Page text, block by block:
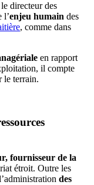
directeur des
l’enjeu humain des
, comme dans
en rapport
il compte
le terrain.
fournisseur de la
étroit. Outre les
des